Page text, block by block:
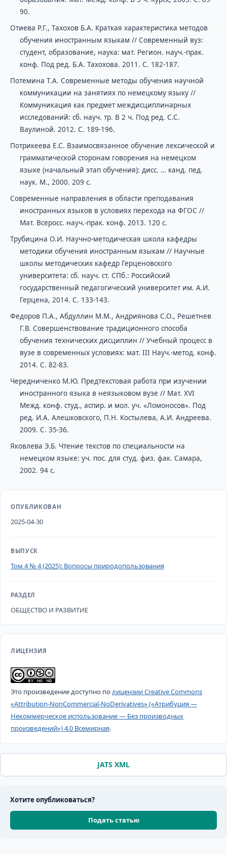
90.
Отиева Р.Г., Тахохов Б.А. Краткая характеристика методов
обучения иностранным языкам // Современный вуз:
студент, образование, наука: мат. Регион. науч.-прак.
конф. Под ред. Б.А. Тахохова. 2011. С. 182-187.
Потемина Т.А. Современные методы обучения научной
коммуникации на занятиях по немецкому языку //
Коммуникация как предмет междисциплинарных
исследований: сб. науч. тр. В 2 ч. Под ред. С.С.
Ваулиной. 2012. С. 189-196.
Потрикеева Е.С. Взаимосвязанное обучение лексической и
грамматической сторонам говорения на немецком
языке (начальный этап обучения): дисс. … канд. пед.
наук. М., 2000. 209 с.
Современные направления в области преподавания
иностранных языков в условиях перехода на ФГОС //
Мат. Всеросс. науч.-прак. конф. 2013. 120 с.
Трубицина О.И. Научно-методическая школа кафедры
методики обучения иностранным языкам // Научные
школы методических кафедр Герценовского
университета: сб. науч. ст. СПб.: Российский
государственный педагогический университет им. А.И.
Герцена, 2014. С. 133-143.
Федоров П.А., Абдуллин М.М., Андриянова С.О., Решетнев
Г.В. Совершенствование традиционного способа
обучения технических дисциплин // Учебный процесс в
вузе в современных условиях: мат. III Науч.-метод. конф.
2014. С. 82-83.
Чередниченко М.Ю. Предтекстовая работа при изучении
иностранного языка в неязыковом вузе // Мат. XVI
Межд. конф. студ., аспир. и мол. уч. «Ломоносов». Под
ред. И.А. Алешковского, П.Н. Костылева, А.И. Андреева.
2009. С. 35-36.
Яковлева Э.Б. Чтение текстов по специальности на
немецком языке: уч. пос. для студ. физ. фак. Самара,
2002. 94 с.
ОПУБЛИКОВАН
2025-04-30
ВЫПУСК
Том 4 № 4 (2025): Вопросы природопользования
РАЗДЕЛ
ОБЩЕСТВО И РАЗВИТИЕ
ЛИЦЕНЗИЯ
Это произведение доступно полицензии Creative Commons
«Attribution-NonCommercial-NoDerivatives» («Атрибуция —
Некоммерческое использование — Без производных
произведений») 4.0 Всемирная.
JATS XML
Хотите опубликоваться?
Подать статью